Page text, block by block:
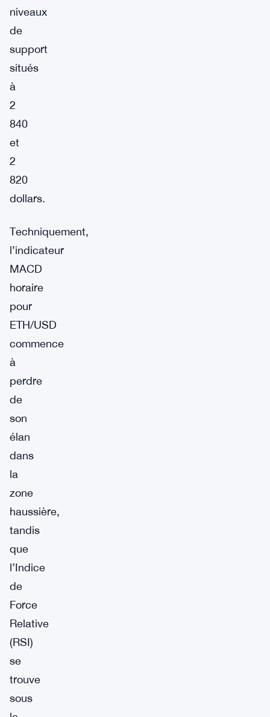
niveaux
de
support
situés
à
2
840
et
2
820
dollars.
Techniquement,
l’indicateur
MACD
horaire
pour
ETH/USD
commence
à
perdre
de
son
élan
dans
la
zone
haussière,
tandis
que
l’Indice
de
Force
Relative
(RSI)
se
trouve
sous